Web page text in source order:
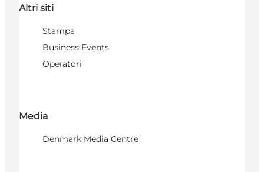
Altri siti
Stampa
Business Events
Operatori
Media
Denmark Media Centre